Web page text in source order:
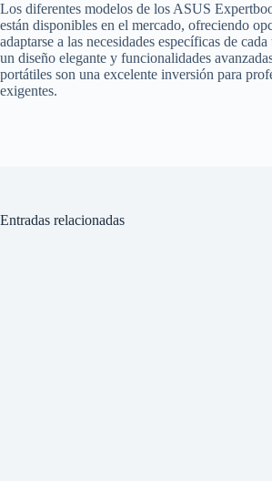
Los diferentes modelos de los ASUS
están disponibles en el mercado, ofreciendo
adaptarse a las necesidades específicas de
un diseño elegante y funcionalidades
portátiles son una excelente inversión para
exigentes.
Entradas relacionadas